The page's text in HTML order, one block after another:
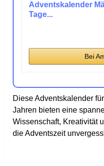
Adventskalender
Tage...
Bei
Diese Adventskalender
Jahren bieten eine
Wissenschaft, Kreativität
die Adventszeit